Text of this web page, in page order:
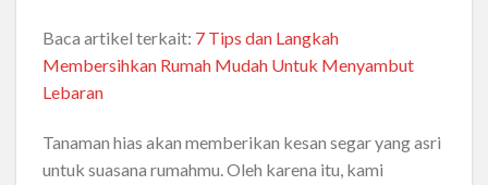
Baca artikel terkait: 7 Tips dan Langkah
Membersihkan Rumah Mudah Untuk Menyambut
Lebaran
Tanaman hias akan memberikan kesan segar yang asri
untuk suasana rumahmu. Oleh karena itu, kami